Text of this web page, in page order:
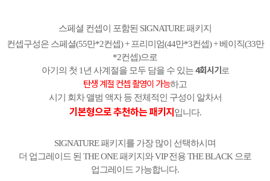
스페셜 컨셉이 포함된 SIGNATURE 패키지
컨셉구성은 스페셜(55만*2컨셉) + 프리미엄(44만*3컨셉) + 베이직(33만
*2컨셉)으로
아기의 첫 1년 사계절을 모두 담을 수 있는4회시기로
탄생 계절 컨셉 촬영이 가능하고
시기 회차 앨범 액자 등 전체적인 구성이 알차서
기본형으로 추천하는 패키지입니다.
SIGNATURE패키지 를 가장많이 선택하시며
더 업그레이드 된 THE ONE 패키지와 VIP 전용 THE BLACK 으로
업그레이드 가능합니다.